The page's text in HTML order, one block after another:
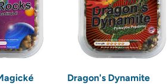
Dragon's Dynamite